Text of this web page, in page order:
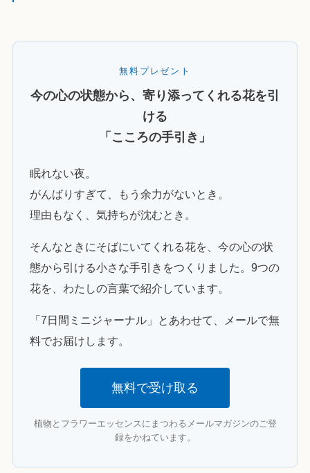
無料プレゼント
今の心の状態から、寄り添ってくれる花を引
ける
「こころの手引き」
眠れない夜。
がんばりすぎて、もう余力がないとき。
理由もなく、気持ちが沈むとき。
そんなときにそばにいてくれる花を、今の心の状
態から引ける小さな手引きをつくりました。9つの
花を、わたしの言葉で紹介しています。
「7日間ミニジャーナル」とあわせて、メールで無
料でお届けします。
無料で受け取る
植物とフラワーエッセンスにまつわるメールマガジンのご登
録をかねています。